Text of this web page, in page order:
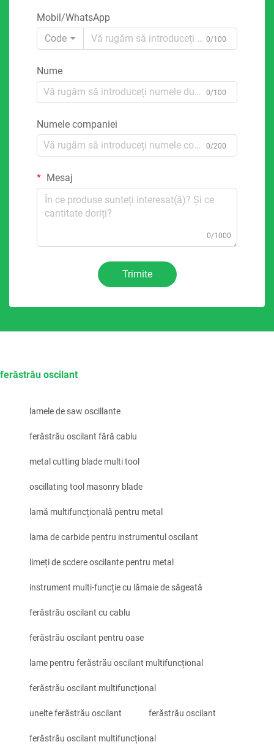
Mobil/WhatsApp
Code
0/100
Nume
0/100
Numele companiei
0/200
Mesaj
0/1000
Trimite
ferăstrău oscilant
lamele de saw oscillante
ferăstrău oscilant fără cablu
metal cutting blade multi tool
oscillating tool masonry blade
lamă multifuncțională pentru metal
lama de carbide pentru instrumentul oscilant
limeți de scdere oscilante pentru metal
instrument multi-funcție cu lămaie de săgeată
ferăstrău oscilant cu cablu
ferăstrău oscilant pentru oase
lame pentru ferăstrău oscilant multifuncțional
ferăstrău oscilant multifuncțional
unelte ferăstrău oscilant ferăstrău oscilant
ferăstrău oscilant multifuncțional